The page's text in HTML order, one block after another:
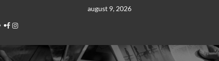
content
august 9, 2026
Facebook
Instagram